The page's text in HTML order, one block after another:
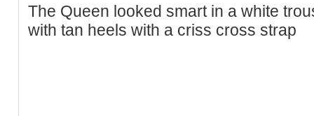
The Queen looked smart in a white
with tan heels with a criss cross strap